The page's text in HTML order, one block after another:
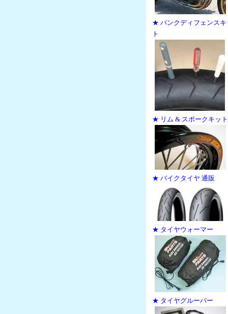
★ パンクディフェンスキ
ト
★ リム & スポークキット
★ バイクタイヤ 通販
★ タイヤウォーマー
★ タイヤグルーバー